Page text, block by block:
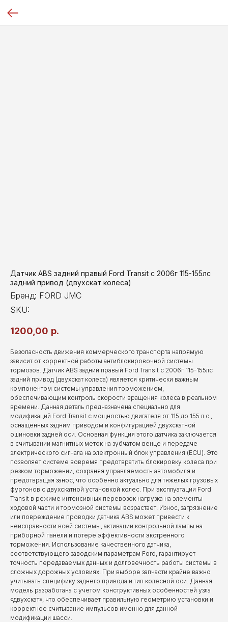
Датчик ABS задний правый Ford Transit с 2006г 115-155лс
задний привод (двухскат колеса)
Бренд: FORD JMC
SKU:
1200,00 р.
Безопасность движения коммерческого транспорта напрямую
зависит от корректной работы антиблокировочной системы
тормозов. Датчик ABS задний правый Ford Transit с 2006г 115-155лс
задний привод (двухскат колеса) является критически важным
компонентом системы управления торможением,
обеспечивающим контроль скорости вращения колеса в реальном
времени. Данная деталь предназначена специально для
модификаций Ford Transit с мощностью двигателя от 115 до 155 л.с.,
оснащенных задним приводом и конфигурацией двухскатной
ошиновки задней оси. Основная функция этого датчика заключается
в считывании магнитных меток на зубчатом венце и передаче
электрического сигнала на электронный блок управления (ECU). Это
позволяет системе вовремя предотвратить блокировку колеса при
резком торможении, сохраняя управляемость автомобиля и
предотвращая занос, что особенно актуально для тяжелых грузовых
фургонов с двухскатной установкой колес. При эксплуатации Ford
Transit в режиме интенсивных перевозок нагрузка на элементы
ходовой части и тормозной системы возрастает. Износ, загрязнение
или повреждение проводки датчика ABS может привести к
неисправности всей системы, активации контрольной лампы на
приборной панели и потере эффективности экстренного
торможения. Использование качественного датчика,
соответствующего заводским параметрам Ford, гарантирует
точность передаваемых данных и долговечность работы системы в
сложных дорожных условиях. При выборе запчасти крайне важно
учитывать специфику заднего привода и тип колесной оси. Данная
модель разработана с учетом конструктивных особенностей узла
«двухскат», что обеспечивает правильную геометрию установки и
корректное считывание импульсов именно для данной
модификации шасси.